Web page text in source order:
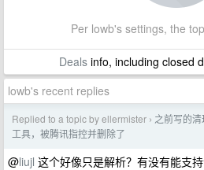
Per lowb's settings, the
Dealsinfo, including closed
lowb's recent replies
Replied to a topic by ellermister › 之前写的
工具，被腾讯指控并删除了
@liujl 这个好像只是解析？有没有能支